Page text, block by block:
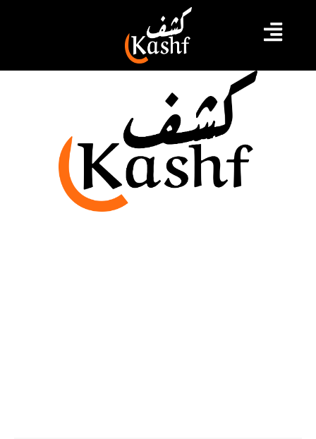
حق التظاهر